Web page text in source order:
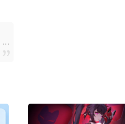
《异世界格斗少女养成记（Isekai Fighting Girls）》是一款别具特色的横版动作冒险佳作。在游戏里，玩家将化身为穿越者，踏入一个全然陌生的异世界。